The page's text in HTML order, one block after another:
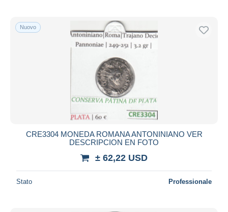
Nuovo
CRE3304 MONEDA ROMANA ANTONINIANO VER
DESCRIPCION EN FOTO
± 62,22 USD
Stato Professionale